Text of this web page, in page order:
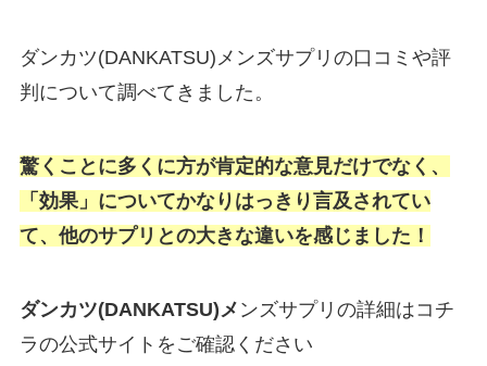
ダンカツ(DANKATSU)メンズサプリの口コミや評
判について調べてきました。
驚くことに多くに方が肯定的な意見だけでなく、
「効果」についてかなりはっきり言及されてい
て、 他のサプリとの大きな違いを感じました！
ダンカツ(DANKATSU)メ ンズサプリの詳細はコチ
ラの公式サイトをご確認ください